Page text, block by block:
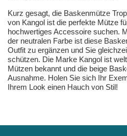
Kurz gesagt, die Baskenmütze
von Kangol ist die perfekte Mütze
hochwertiges Accessoire suchen.
der neutralen Farbe ist diese
Outfit zu ergänzen und Sie
schützen. Die Marke Kangol ist
Mützen bekannt und die beige
Ausnahme. Holen Sie sich Ihr
Ihrem Look einen Hauch von Stil!